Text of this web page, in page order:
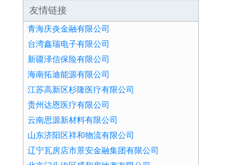
友情链接
青海庆炎金融有限公司
台湾鑫瑞电子有限公司
新疆泽信保险有限公司
海南拓迪能源有限公司
江苏高新区杉隆医疗有限公司
贵州达恩医疗有限公司
云南思源新材料有限公司
山东济阳区祥和物流有限公司
辽宁瓦房店市景安金融集团有限公司